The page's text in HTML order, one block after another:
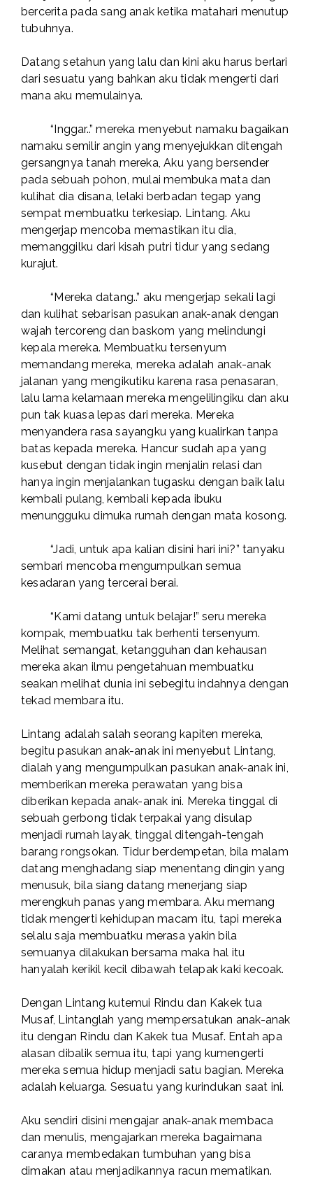
bercerita pada sang anak ketika matahari menutup
tubuhnya.
Datang setahun yang lalu dan kini aku harus berlari
dari sesuatu yang bahkan aku tidak mengerti dari
mana aku memulainya.
“Inggar..” mereka menyebut namaku bagaikan
namaku semilir angin yang menyejukkan ditengah
gersangnya tanah mereka, Aku yang bersender
pada sebuah pohon, mulai membuka mata dan
kulihat dia disana, lelaki berbadan tegap yang
sempat membuatku terkesiap. Lintang. Aku
mengerjap mencoba memastikan itu dia,
memanggilku dari kisah putri tidur yang sedang
kurajut.
“Mereka datang..” aku mengerjap sekali lagi
dan kulihat sebarisan pasukan anak-anak dengan
wajah tercoreng dan baskom yang melindungi
kepala mereka. Membuatku tersenyum
memandang mereka, mereka adalah anak-anak
jalanan yang mengikutiku karena rasa penasaran,
lalu lama kelamaan mereka mengelilingiku dan aku
pun tak kuasa lepas dari mereka. Mereka
menyandera rasa sayangku yang kualirkan tanpa
batas kepada mereka. Hancur sudah apa yang
kusebut dengan tidak ingin menjalin relasi dan
hanya ingin menjalankan tugasku dengan baik lalu
kembali pulang, kembali kepada ibuku
menungguku dimuka rumah dengan mata kosong.
“Jadi, untuk apa kalian disini hari ini?” tanyaku
sembari mencoba mengumpulkan semua
kesadaran yang tercerai berai.
“Kami datang untuk belajar!” seru mereka
kompak, membuatku tak berhenti tersenyum.
Melihat semangat, ketangguhan dan kehausan
mereka akan ilmu pengetahuan membuatku
seakan melihat dunia ini sebegitu indahnya dengan
tekad membara itu.
Lintang adalah salah seorang kapiten mereka,
begitu pasukan anak-anak ini menyebut Lintang,
dialah yang mengumpulkan pasukan anak-anak ini,
memberikan mereka perawatan yang bisa
diberikan kepada anak-anak ini. Mereka tinggal di
sebuah gerbong tidak terpakai yang disulap
menjadi rumah layak, tinggal ditengah-tengah
barang rongsokan. Tidur berdempetan, bila malam
datang menghadang siap menentang dingin yang
menusuk, bila siang datang menerjang siap
merengkuh panas yang membara. Aku memang
tidak mengerti kehidupan macam itu, tapi mereka
selalu saja membuatku merasa yakin bila
semuanya dilakukan bersama maka hal itu
hanyalah kerikil kecil dibawah telapak kaki kecoak.
Dengan Lintang kutemui Rindu dan Kakek tua
Musaf, Lintanglah yang mempersatukan anak-anak
itu dengan Rindu dan Kakek tua Musaf. Entah apa
alasan dibalik semua itu, tapi yang kumengerti
mereka semua hidup menjadi satu bagian. Mereka
adalah keluarga. Sesuatu yang kurindukan saat ini.
Aku sendiri disini mengajar anak-anak membaca
dan menulis, mengajarkan mereka bagaimana
caranya membedakan tumbuhan yang bisa
dimakan atau menjadikannya racun mematikan.